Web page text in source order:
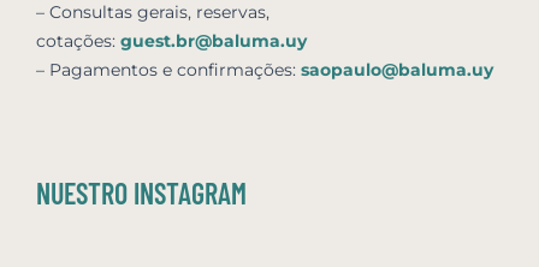
– Consultas gerais, reservas,
cotações: guest.br@baluma.uy
– Pagamentos e confirmações: saopaulo@baluma.uy
NUESTRO INSTAGRAM